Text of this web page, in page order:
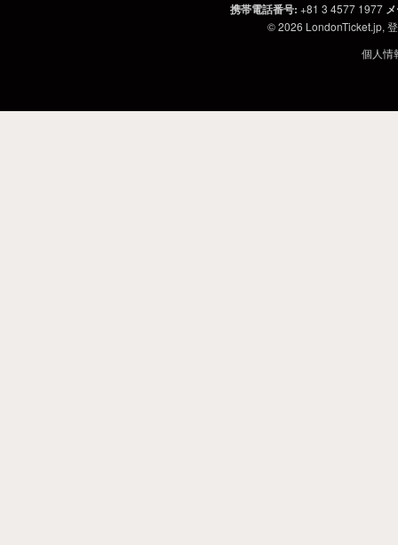
携帯電話番号: +81 3 4577 1977
© 2026 LondonTicket.jp,
個人情